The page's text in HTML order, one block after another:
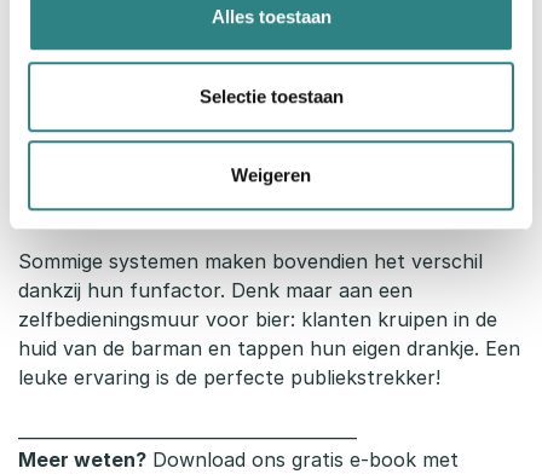
Alles toestaan
Selectie toestaan
Weigeren
Automatisering: een revolutie voor
bars
En dan komt barautomatisering in the picture. Vul
meerdere glazen tegelijk zonder te morsen en
verhoog de efficiëntie van je team.
Sommige systemen maken bovendien het verschil
dankzij hun funfactor. Denk maar aan een
zelfbedieningsmuur voor bier: klanten kruipen in de
huid van de barman en tappen hun eigen drankje. Een
leuke ervaring is de perfecte publiekstrekker!
Meer weten? Download ons gratis e-book met